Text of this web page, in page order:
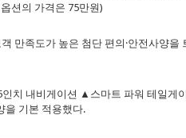
션의 가격은 75만원)
만족도가 높은 첨단 편의·안전사양을
치 내비게이션 ▲스마트 파워 테일
을 기본 적용했다.